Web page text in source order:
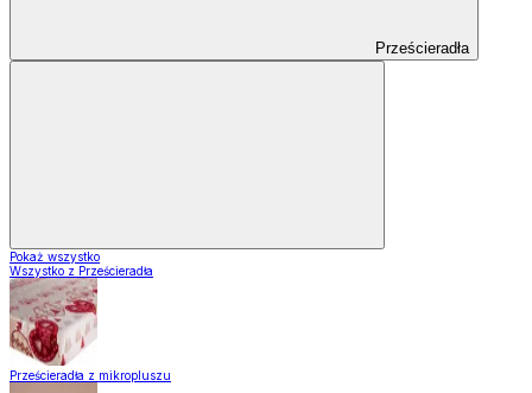
Prześcieradła
Pokaż wszystko
Wszystko z Prześcieradła
Prześcieradła z mikropluszu